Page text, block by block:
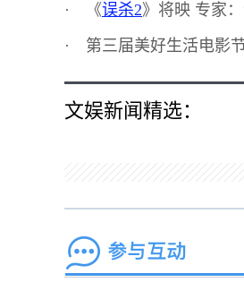
· 《误杀2》将映 专家
· 第三届美好生活电影
文娱新闻精选：